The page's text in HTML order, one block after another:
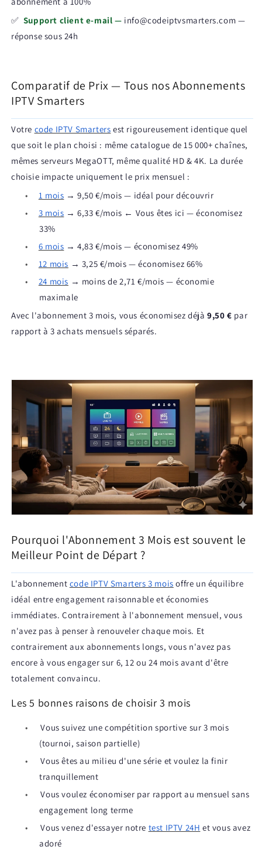
✅ Support client e-mail — info@codeiptvsmarters.com —
réponse sous 24h
Comparatif de Prix — Tous nos Abonnements
IPTV Smarters
Votre code IPTV Smarters est rigoureusement identique quel
que soit le plan choisi : même catalogue de 15 000+ chaînes,
mêmes serveurs MegaOTT, même qualité HD & 4K. La durée
choisie impacte uniquement le prix mensuel :
•
1 mois → 9,50 €/mois — idéal pour découvrir
•
3 mois → 6,33 €/mois ← Vous êtes ici — économisez
33%
•
6 mois → 4,83 €/mois — économisez 49%
•
12 mois → 3,25 €/mois — économisez 66%
•
24 mois → moins de 2,71 €/mois — économie
maximale
Avec l'abonnement 3 mois, vous économisez déjà9,50 € par
rapport à 3 achats mensuels séparés.
Pourquoi l'Abonnement 3 Mois est souvent le
Meilleur Point de Départ ?
L'abonnement code IPTV Smarters 3 mois offre un équilibre
idéal entre engagement raisonnable et économies
immédiates. Contrairement à l'abonnement mensuel, vous
n'avez pas à penser à renouveler chaque mois. Et
contrairement aux abonnements longs, vous n'avez pas
encore à vous engager sur 6, 12 ou 24 mois avant d'être
totalement convaincu.
Les 5 bonnes raisons de choisir 3 mois
•
Vous suivez une compétition sportive sur 3 mois
(tournoi, saison partielle)
•
Vous êtes au milieu d'une série et voulez la finir
tranquillement
•
Vous voulez économiser par rapport au mensuel sans
engagement long terme
•
Vous venez d'essayer notre test IPTV 24H et vous avez
adoré